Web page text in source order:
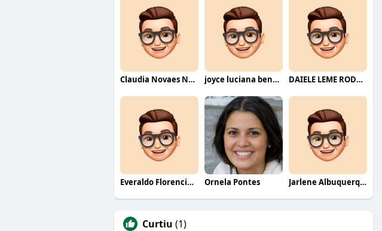
Claudia Novaes Novaes joyce luciana bentini jesus DAIELE LEME RODRIGUES
Everaldo Florencio De Melo Ornela Pontes Jarlene Albuquerque
Curtiu (1)